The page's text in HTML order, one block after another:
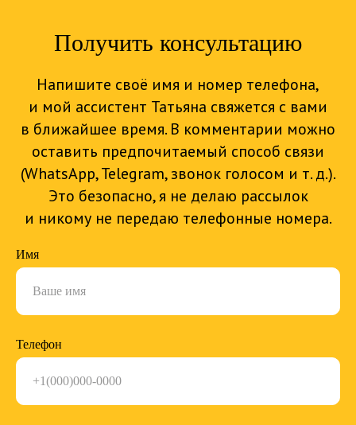
Получить консультацию
Напишите своё имя и номер телефона,
и мой ассистент Татьяна свяжется с вами
в ближайшее время. В комментарии можно
оставить предпочитаемый способ связи
(WhatsApp, Telegram, звонок голосом и т. д.).
Это безопасно, я не делаю рассылок
и никому не передаю телефонные номера.
Имя
Телефон